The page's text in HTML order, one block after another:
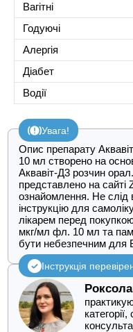
Вагітні
Годуючі
Алергія
Діабет
Водії
Увага!
Опис препарату
10 мл створено на
Аквавіт-Д3 розчин
представлено на сайті
ознайомлення. Не слід
інструкцію для
лікарем перед
мкг/мл фл. 10 мл та
бути небезпечним для
Інструкція